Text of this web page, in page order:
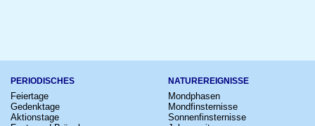
PERIODISCHES
Feiertage
Gedenktage
Aktionstage
NATUREREIGNISSE
Mondphasen
Mondfinsternisse
Sonnenfinsternisse